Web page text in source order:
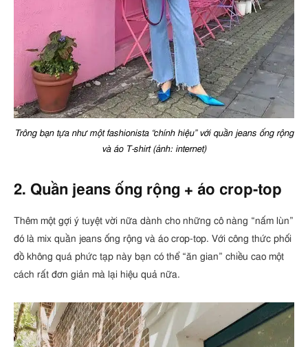
Trông bạn tựa như một fashionista “chính hiệu” với quần jeans ống rộng
và áo T-shirt (ảnh: internet)
2. Quần jeans ống rộng + áo crop-top
Thêm một gợi ý tuyệt vời nữa dành cho những cô nàng “nấm lùn”
đó là mix quần jeans ống rộng và áo crop-top. Với công thức phối
đồ không quá phức tạp này bạn có thể “ăn gian” chiều cao một
cách rất đơn giản mà lại hiệu quả nữa.